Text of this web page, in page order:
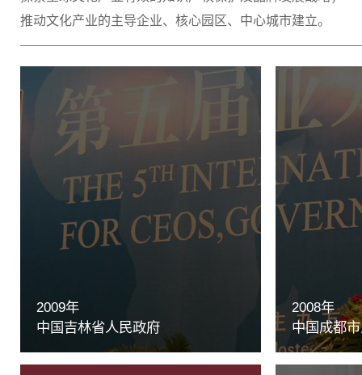
推动文化产业的主导企业、核心园区、中心城市建立。
2009年
中国吉林省人民政府
2008年
中国成都